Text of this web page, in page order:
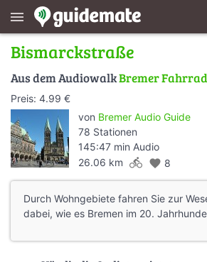
menu
Bismarckstraße
Aus dem AudiowalkBremer
Preis: 4.99 €
von Bremer Audio Guide
78 Stationen
145:47 min Audio
26.06 km directions_bike favorite 8
Durch Wohngebiete fahren Sie zur
dabei, wie es Bremen im 20.